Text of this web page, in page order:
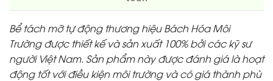
Bể tách mỡ tự động thương hiệu Bách Hóa Môi
Trường được thiết kế và sản xuất 100% bởi các kỹ sư
người Việt Nam. Sản phẩm này được đánh giá là hoạt
động tốt với điều kiện môi trường và có giá thành phù